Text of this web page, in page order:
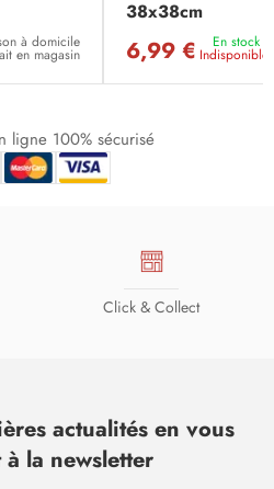
à domicile
en magasin
38x38cm
6,99 € En stock
Indisponible
ligne 100% sécurisé
Click & Collect
actualités en vous
la newsletter